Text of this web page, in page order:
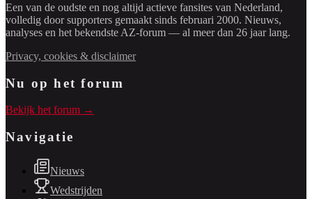
Een van de oudste en nog altijd actieve fansites van Nederland,
volledig door supporters gemaakt sinds februari 2000. Nieuws,
analyses en het bekendste AZ-forum — al meer dan 26 jaar lang.
Privacy, cookies & disclaimer
Nu op het forum
Bekijk het forum →
Navigatie
Nieuws
Wedstrijden